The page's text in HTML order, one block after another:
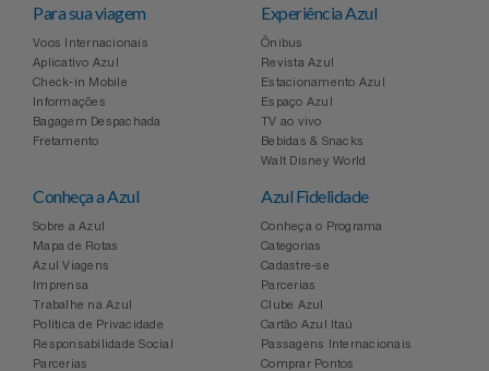
Para sua viagem
Voos Internacionais
Aplicativo Azul
Check-in Mobile
Informações
Bagagem Despachada
Fretamento
Experiência Azul
Ônibus
Revista Azul
Estacionamento Azul
Espaço Azul
TV ao vivo
Bebidas & Snacks
Walt Disney World
Conheça a Azul
Sobre a Azul
Mapa de Rotas
Azul Viagens
Imprensa
Trabalhe na Azul
Política de Privacidade
Responsabilidade Social
Parcerias
Azul Fidelidade
Conheça o Programa
Categorias
Cadastre-se
Parcerias
Clube Azul
Cartão Azul Itaú
Passagens Internacionais
Comprar Pontos